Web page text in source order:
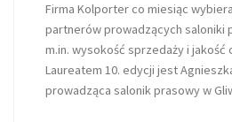
Firma Kolporter co miesiąc
partnerów prowadzących saloniki
m.in. wysokość sprzedaży i jakość
Laureatem 10. edycji jest
prowadząca salonik prasowy w